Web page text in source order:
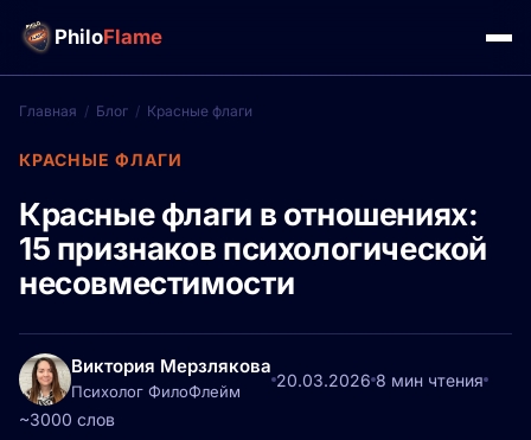
PhiloFlame
Главная / Блог / Красные флаги
КРАСНЫЕ ФЛАГИ
Красные флаги в отношениях:
15 признаков психологической
несовместимости
Виктория Мерзлякова
Психолог ФилоФлейм
20.03.2026 8 мин чтения
~3000 слов